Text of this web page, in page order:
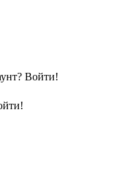
Войти!